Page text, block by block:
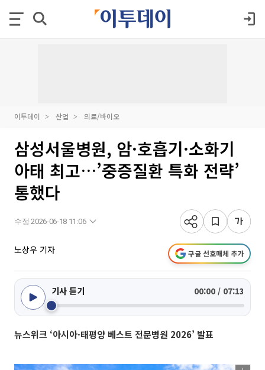
이투데이 산업 의료/바이오
삼성서울병원, 암·호흡기·소화기
아태 최고…’중증질환 특화 전략’
통했다
수정 2026-06-18 11:06
노상우 기자 구글 선호매체 추가
기사 듣기 00:00 / 07:13
뉴스위크 ‘아시아·태평양 베스트 전문병원 2026’ 발표